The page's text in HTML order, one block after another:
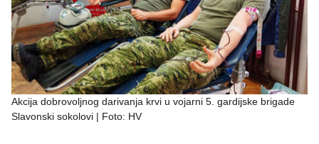
Akcija dobrovoljnog darivanja krvi u vojarni 5. gardijske brigade
Slavonski sokolovi | Foto: HV